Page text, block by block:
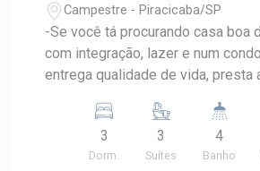
Campestre - Piracicaba/SP
-Se você tá procurando casa boa
com integração, lazer e num
entrega qualidade de vida, presta
ampla com espaço de sobra pra
ambientes e receber bem. A
integrada, do jeito que o pessoal
3
Dorm.
3
Suítes
4
Banho